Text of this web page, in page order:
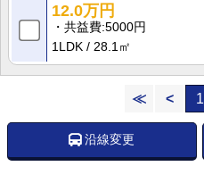
12.0万円
共益費 5000円
1LDK
28.1㎡
≪ < 1
沿線変更